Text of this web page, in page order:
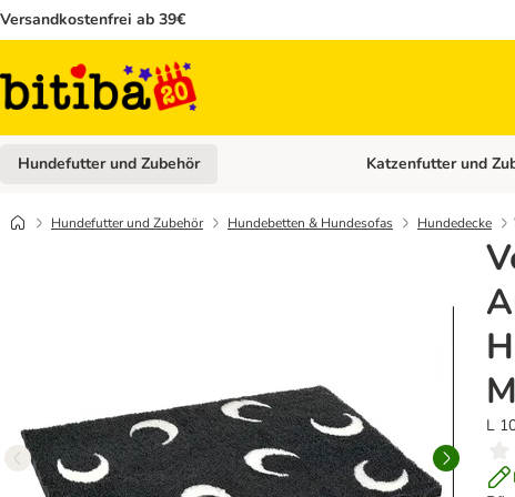
Versandkostenfrei ab 39€
Hundefutter und Zubehör Kategorie-Menü
Katzenfutter und
Hundefutter und Zubehör Hundebetten & Hundesofas Hundedecke
L